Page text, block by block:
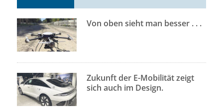
Von oben sieht man besser . . .
Zukunft der E-Mobilität zeigt
sich auch im Design.